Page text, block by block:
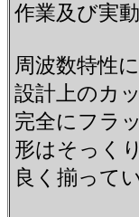
作業及び実
周波数特性
設計上のカ
完全にフラ
形はそっく
良く揃って